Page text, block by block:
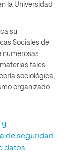
la Universidad
su
Sociales de
numerosas
tales
sociológica,
organizado.
y
de seguridad
datos